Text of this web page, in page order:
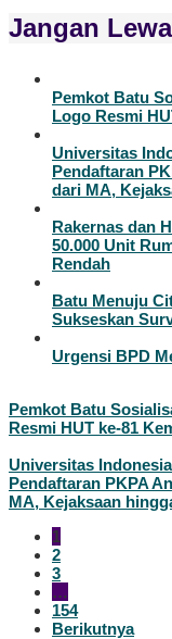
Jangan
Pemkot Batu
Logo Resmi
Universitas
Pendaftaran
dari MA,
Rakernas dan
50.000 Unit
Rendah
Batu Menuju
Sukseskan
Urgensi BPD
Pemkot Batu
Resmi HUT ke-81
Universitas
Pendaftaran PKPA
MA, Kejaksaan
1
2
3
…
154
Berikutnya